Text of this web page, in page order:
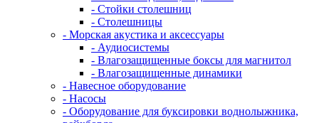
- Стойки столешниц
- Столешницы
- Морская акустика и аксессуары
- Аудиосистемы
- Влагозащищенные боксы для магнитол
- Влагозащищенные динамики
- Навесное оборудование
- Насосы
- Оборудование для буксировки воднолыжника,